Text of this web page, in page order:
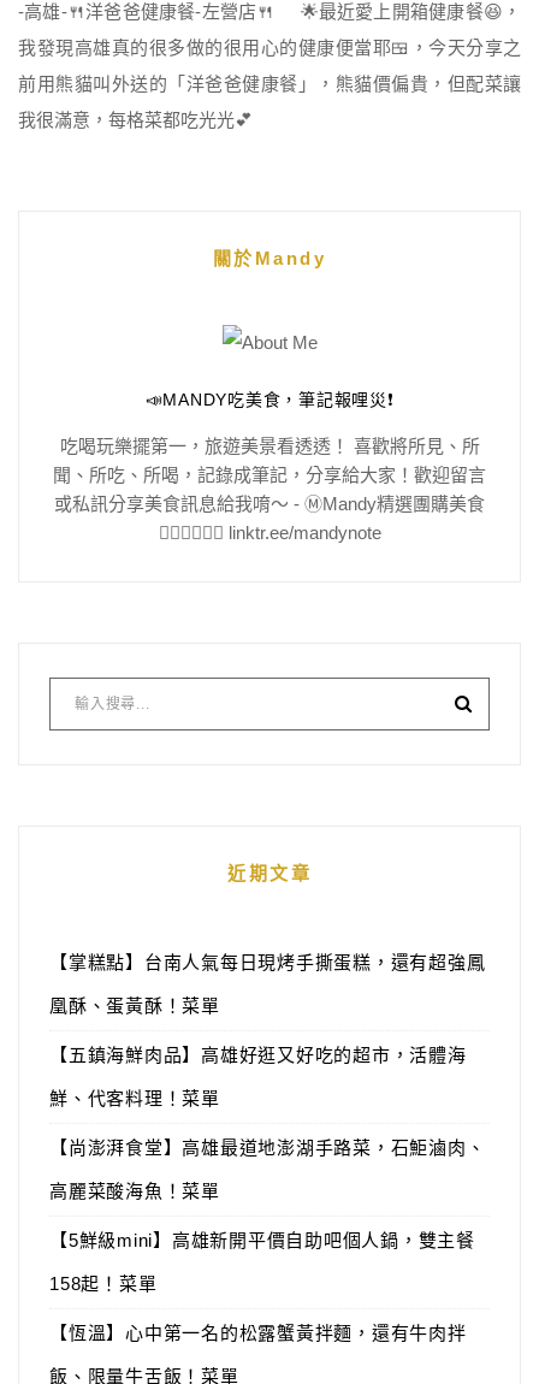
-高雄-🍴洋爸爸健康餐-左營店🍴 🌟最近愛上開箱健康餐😆，
我發現高雄真的很多做的很用心的健康便當耶🍱，今天分享之
前用熊貓叫外送的「洋爸爸健康餐」，熊貓價偏貴，但配菜讓
我很滿意，每格菜都吃光光💕
關於Mandy
📣MANDY吃美食，筆記報哩災❗️
吃喝玩樂擺第一，旅遊美景看透透！ 喜歡將所見、所
聞、所吃、所喝，記錄成筆記，分享給大家！歡迎留言
或私訊分享美食訊息給我唷～ - Ⓜ️Mandy精選團購美食
👇🏻👇🏻👇🏻 linktr.ee/mandynote
近期文章
【掌糕點】台南人氣每日現烤手撕蛋糕，還有超強鳳
凰酥、蛋黃酥！菜單
【五鎮海鮮肉品】高雄好逛又好吃的超市，活體海
鮮、代客料理！菜單
【尚澎湃食堂】高雄最道地澎湖手路菜，石鮔滷肉、
高麗菜酸海魚！菜單
【5鮮級mini】高雄新開平價自助吧個人鍋，雙主餐
158起！菜單
【恆溫】心中第一名的松露蟹黃拌麵，還有牛肉拌
飯、限量牛舌飯！菜單